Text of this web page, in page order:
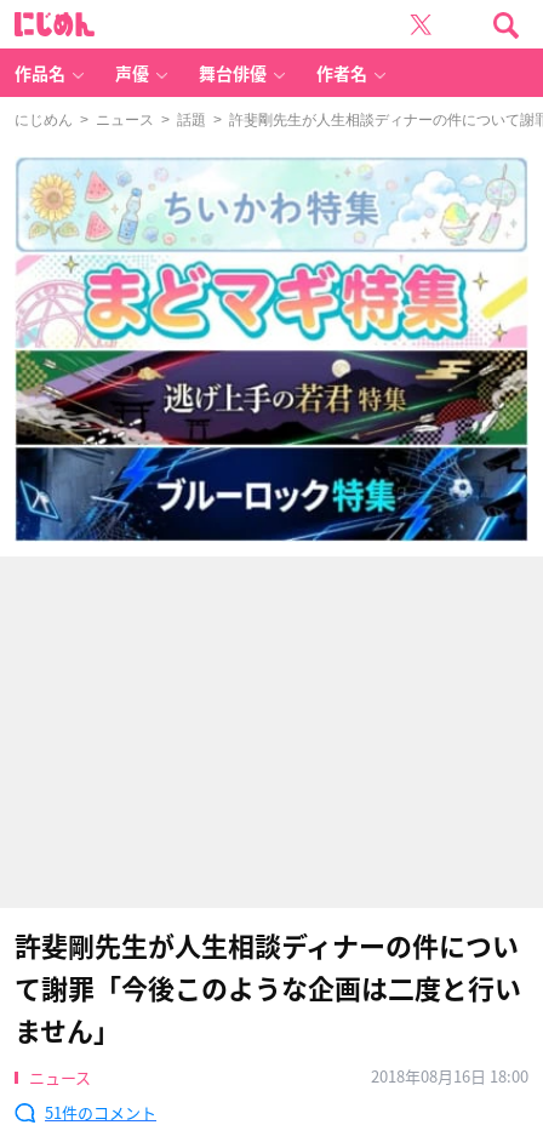
作品名 声優 舞台俳優 作者名
にじめん > ニュース > 話題 > 許斐剛先生が人生相談ディナーの件について謝
許斐剛先生が人生相談ディナーの件につい
て謝罪「今後このような企画は二度と行い
ません」
ニュース
2018年08月16日 18:00
51